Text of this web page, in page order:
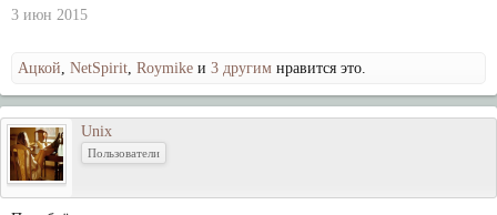
3 июн 2015
Ацкой, NetSpirit, Roymike и 3 другим нравится это.
Unix
Пользователи